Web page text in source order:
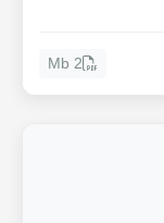
2 Mb